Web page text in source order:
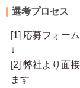
選考プロセス
[1] 応募フォー
↓
[2] 弊社より面
ます